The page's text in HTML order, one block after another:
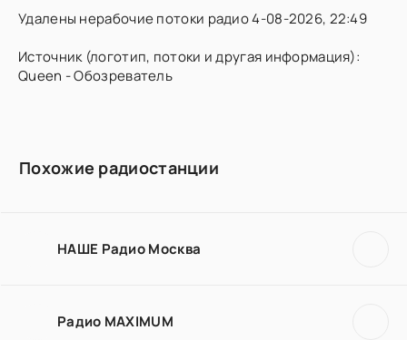
Удалены нерабочие потоки радио 4-08-2026, 22:49
Источник (логотип, потоки и другая информация):
Queen - Обозреватель
Похожие радиостанции
НАШЕ Радио Москва
Радио MAXIMUM